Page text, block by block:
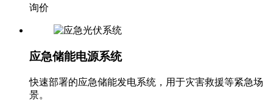
询价
应急储能电源系统
快速部署的应急储能发电系统，用于灾害救援等紧急场
景。